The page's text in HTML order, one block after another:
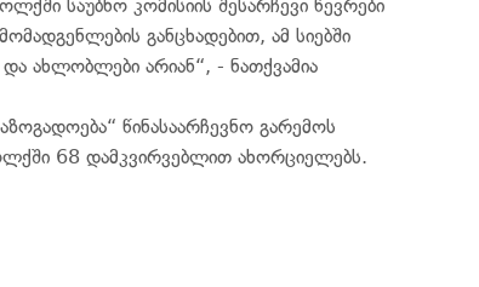
საუბნო კომისიის შესარჩევი წევრები
განცხადებით, ამ სიებში
ახლობლები არიან“, - ნათქვამია
წინასაარჩევნო გარემოს
68 დამკვირვებლით ახორციელებს.